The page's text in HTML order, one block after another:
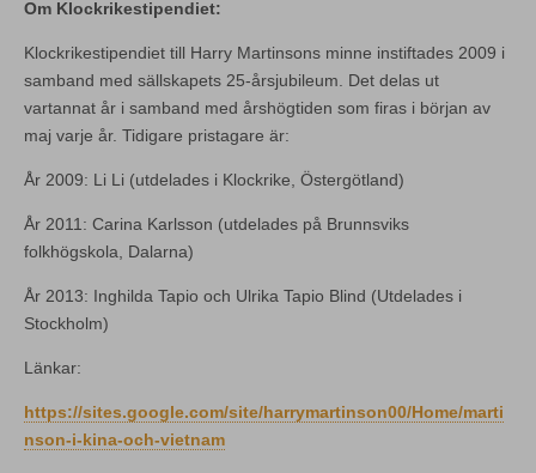
Om Klockrikestipendiet:
Klockrikestipendiet till Harry Martinsons minne instiftades 2009 i
samband med sällskapets 25-årsjubileum. Det delas ut
vartannat år i samband med årshögtiden som firas i början av
maj varje år. Tidigare pristagare är:
År 2009: Li Li (utdelades i Klockrike, Östergötland)
År 2011: Carina Karlsson (utdelades på Brunnsviks
folkhögskola, Dalarna)
År 2013: Inghilda Tapio och Ulrika Tapio Blind (Utdelades i
Stockholm)
Länkar:
https://sites.google.com/site/harrymartinson00/Home/marti
nson-i-kina-och-vietnam